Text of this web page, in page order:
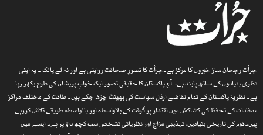
جرأت رجحان ساز خبروں کا مرکز ہے۔جرأت کا تصورِ صحافت روایتی ہے اور نہ لے پالک ۔ یہ اپنی
نظری بنیادوں کے ساتھ پابند ہے۔ آج پاکستان کا حقیقی تصور ایک خوابِ پریشاں کی طرح بکھر رہا
ہے۔ نظریۂ پاکستان کے تمام تقاضے ارذل سیاست کی بھینٹ چڑھ چکے ہیں۔ طاقت کے مختلف مراکز
، مفادات کے تحفظ کی کشاکش میں اقتدار پر گرفت کے بلاواسطہ اور بالواسطہ طریقے تلاش کررہے
ہیں۔قوم کی تاریخی بنیادیں، تہذیبی مزاج اور نظریاتی تشخص سب کچھ داؤ پر ہے۔ ایسے میں